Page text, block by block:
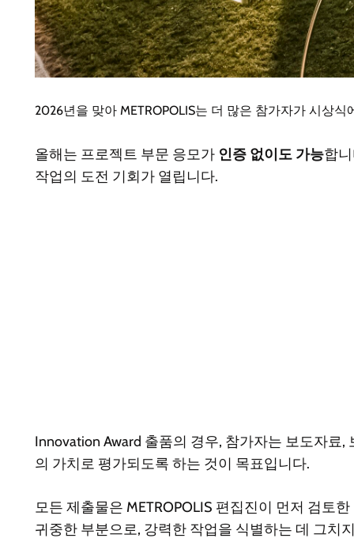
2026년을 맞아 METROPOLIS는 더 많은 참가자가 시상
올해는 프로젝트 부문 응모가 인증 없이도 가능합
작업의 도전 기회가 열립니다.
Innovation Award 출품의 경우, 참가자는 보도자료
의 가치로 평가되도록 하는 것이 목표입니다.
모든 제출물은 METROPOLIS 편집진이 먼저 검토
귀중한 부분으로, 강력한 작업을 식별하는 데 그치